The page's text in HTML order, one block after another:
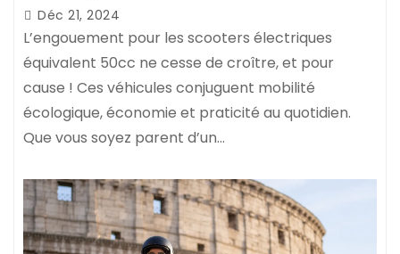
Déc 21, 2024
L’engouement pour les scooters électriques
équivalent 50cc ne cesse de croître, et pour
cause ! Ces véhicules conjuguent mobilité
écologique, économie et praticité au quotidien.
Que vous soyez parent d’un…